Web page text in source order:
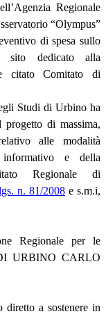
Regionale
“Olympus”
di spesa sullo
sito dedicato alla
citato Comitato di
Studi di Urbino ha
di massima,
alle modalità
e della
Regionale di
n. 81/2008 e s.m.i,
Regionale per le
URBINO CARLO
a sostenere in